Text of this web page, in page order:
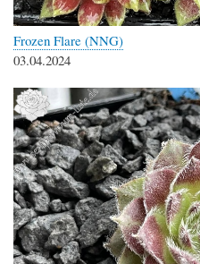
Frozen Flare (NNG)
03.04.2024